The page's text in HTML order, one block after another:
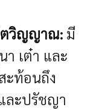
ตวิญญาณ: มี
เต๋า และ
ะท้อนถึง
ละปรัชญา